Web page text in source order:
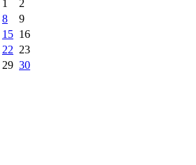
1
2
8
9
15 16
22 23
29 30